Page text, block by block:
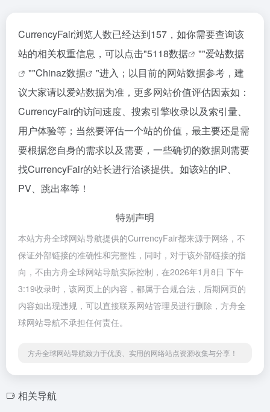
CurrencyFair浏览人数已经达到157，如你需要查询该
站的相关权重信息，可以点击"5118数据 ""爱站数据
""Chinaz数据
"进入；以目前的网站数据参考，建
议大家请以爱站数据为准，更多网站价值评估因素如：
CurrencyFair的访问速度、搜索引擎收录以及索引量、
用户体验等；当然要评估一个站的价值，最主要还是需
要根据您自身的需求以及需要，一些确切的数据则需要
找CurrencyFair的站长进行洽谈提供。如该站的IP、
PV、跳出率等！
特别声明
本站方舟全球网站导航提供的CurrencyFair都来源于网络，不
保证外部链接的准确性和完整性，同时，对于该外部链接的指
向，不由方舟全球网站导航实际控制，在2026年1月8日 下午
3:19收录时，该网页上的内容，都属于合规合法，后期网页的
内容如出现违规，可以直接联系网站管理员进行删除，方舟全
球网站导航不承担任何责任。
方舟全球网站导航致力于优质、实用的网络站点资源收集与分享！
相关导航